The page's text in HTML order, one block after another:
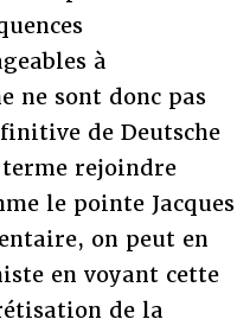
à
ne sont donc pas
de Deutsche
rejoindre
le pointe Jacques
on peut en
en voyant cette
de la